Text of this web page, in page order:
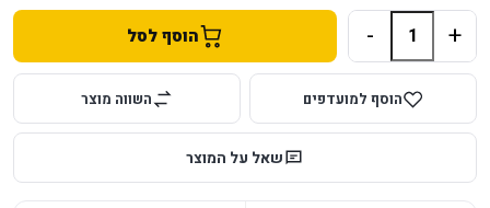
+
- הוסף לסל
הוסף למועדפים השווה מוצר
שאל על המוצר